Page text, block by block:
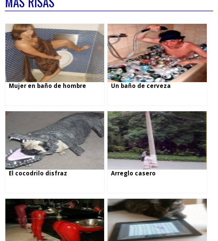
Mujer en baño de hombre Un baño de cerveza
El cocodrilo disfraz Arreglo casero